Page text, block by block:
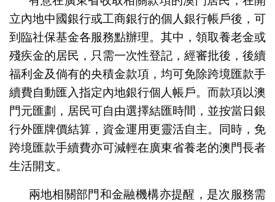
立內地中國銀行或工商銀行的個人銀行帳戶後，可
到臨社保基金各服務點辦理。其中，領取養老金或
殘疾金的居民，只需一次性登記，經審批後，後續
福利金及倘有的央積金款項，均可免除跨境匯款手
續費自動匯入指定內地銀行個人帳戶。而款項以澳
門元匯劃，居民可自由選擇結匯時間，並按當日銀
行外匯牌價結算，資金運用更靈活自主。同時，免
跨境匯款手續費亦可減輕在廣東省養老的澳門長者
生活開支。
兩地相關部門和金融機構亦提醒，是次服務需